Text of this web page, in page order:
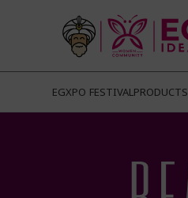
EGXPO FESTIVALPRODUCTS